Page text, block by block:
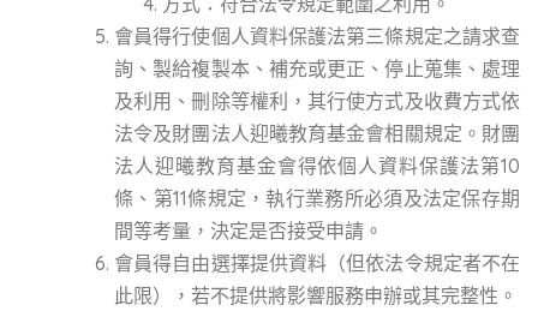
會員得行使個人資料保護法第三條規定之請求查
詢、製給複製本、補充或更正、停止蒐集、處理
及利用、刪除等權利，其行使方式及收費方式依
法令及財團法人迎曦教育基金會相關規定。財團
法人迎曦教育基金會得依個人資料保護法第10
條、第11條規定，執行業務所必須及法定保存期
間等考量，決定是否接受申請。
會員得自由選擇提供資料（但依法令規定者不在
此限），若不提供將影響服務申辦或其完整性。